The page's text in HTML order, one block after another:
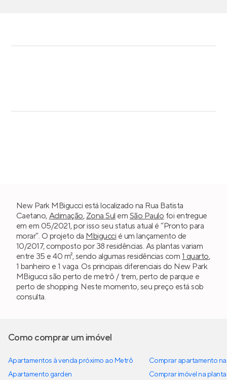
New Park MBigucci está localizado na Rua Batista
Caetano, Aclimação, Zona Sul em São Paulo foi entregue
em em 05/2021, por isso seu status atual é “Pronto para
morar”. O projeto da Mbigucci é um lançamento de
10/2017, composto por 38 residências. As plantas variam
entre 35 e 40 m², sendo algumas residências com 1 quarto,
1 banheiro e 1 vaga. Os principais diferenciais do New Park
MBigucci são perto de metrô / trem, perto de parque e
perto de shopping. Neste momento, seu preço está sob
consulta.
Como comprar um imóvel
Apartamentos à venda próximo ao Metrô
Apartamento garden
Comprar apartamento
Comprar imóvel na planta